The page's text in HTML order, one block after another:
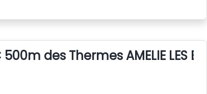
des Thermes AMELIE LES